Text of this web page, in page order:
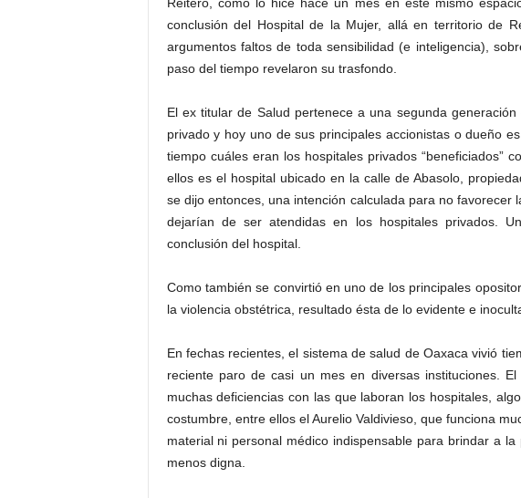
Reitero, como lo hice hace un mes en este mismo
conclusión del Hospital de la Mujer, allá en territorio de
argumentos faltos de toda sensibilidad (e inteligencia),
paso del tiempo revelaron su trasfondo.
El ex titular de Salud pertenece a una segunda
privado y hoy uno de sus principales accionistas o dueño
tiempo cuáles eran los hospitales privados “beneficiados”
ellos es el hospital ubicado en la calle de Abasolo,
se dijo entonces, una intención calculada para no favorecer
dejarían de ser atendidas en los hospitales privados.
conclusión del hospital.
Como también se convirtió en uno de los principales
la violencia obstétrica, resultado ésta de lo evidente e
En fechas recientes, el sistema de salud de Oaxaca vivió
reciente paro de casi un mes en diversas instituciones.
muchas deficiencias con las que laboran los hospitales,
costumbre, entre ellos el Aurelio Valdivieso, que funciona
material ni personal médico indispensable para brindar a
menos digna.